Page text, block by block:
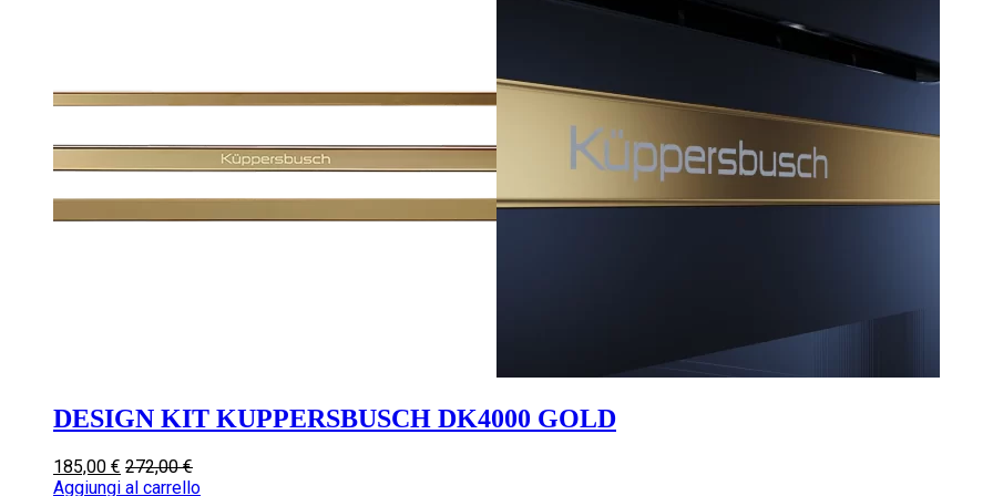
DESIGN KIT KUPPERSBUSCH DK4000 GOLD
185,00 € 272,00€
Aggiungi al carrello